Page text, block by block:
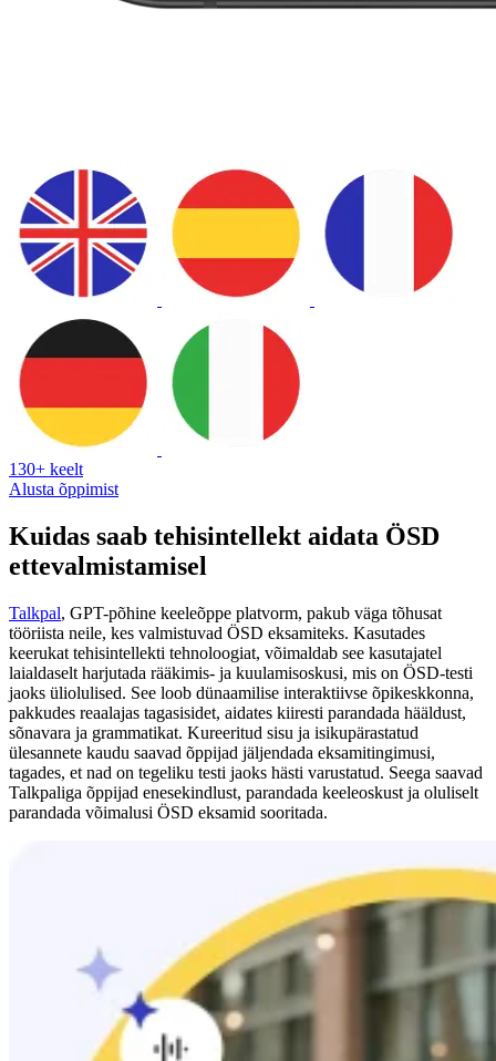
130+ keelt
Alusta õppimist
Kuidas saab tehisintellekt aidata ÖSD
ettevalmistamisel
Talkpal, GPT-põhine keeleõppe platvorm, pakub väga tõhusat
tööriista neile, kes valmistuvad ÖSD eksamiteks. Kasutades
keerukat tehisintellekti tehnoloogiat, võimaldab see kasutajatel
laialdaselt harjutada rääkimis- ja kuulamisoskusi, mis on ÖSD-testi
jaoks üliolulised. See loob dünaamilise interaktiivse õpikeskkonna,
pakkudes reaalajas tagasisidet, aidates kiiresti parandada hääldust,
sõnavara ja grammatikat. Kureeritud sisu ja isikupärastatud
ülesannete kaudu saavad õppijad jäljendada eksamitingimusi,
tagades, et nad on tegeliku testi jaoks hästi varustatud. Seega saavad
Talkpaliga õppijad enesekindlust, parandada keeleoskust ja oluliselt
parandada võimalusi ÖSD eksamid sooritada.